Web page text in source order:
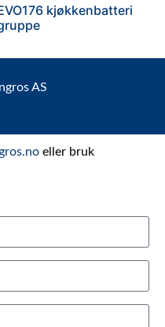
kjøkkenbatteri
AS
eller bruk